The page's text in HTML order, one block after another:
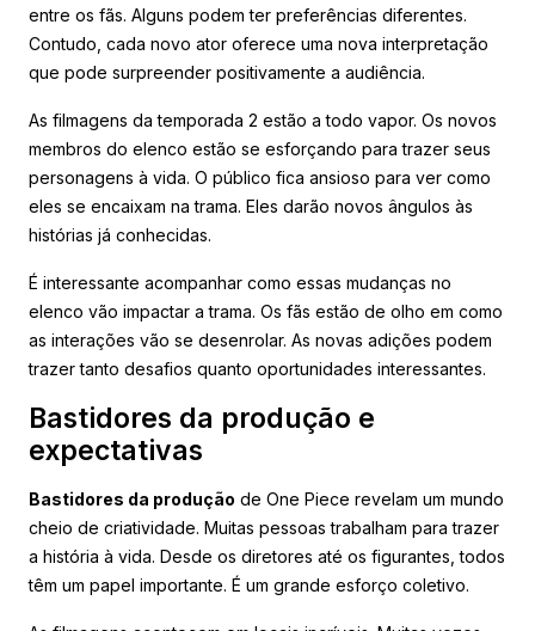
entre os fãs. Alguns podem ter preferências diferentes.
Contudo, cada novo ator oferece uma nova interpretação
que pode surpreender positivamente a audiência.
As filmagens da temporada 2 estão a todo vapor. Os novos
membros do elenco estão se esforçando para trazer seus
personagens à vida. O público fica ansioso para ver como
eles se encaixam na trama. Eles darão novos ângulos às
histórias já conhecidas.
É interessante acompanhar como essas mudanças no
elenco vão impactar a trama. Os fãs estão de olho em como
as interações vão se desenrolar. As novas adições podem
trazer tanto desafios quanto oportunidades interessantes.
Bastidores da produção e
expectativas
Bastidores da produção de One Piece revelam um mundo
cheio de criatividade. Muitas pessoas trabalham para trazer
a história à vida. Desde os diretores até os figurantes, todos
têm um papel importante. É um grande esforço coletivo.